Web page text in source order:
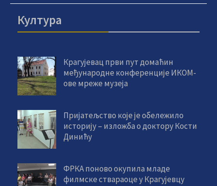
Култура
Крагујевац први пут домаћин
међународне конференције ИКОМ-
ове мреже музеја
Пријатељство које је обележило
историју – изложба о доктору Кости
Динићу
ФРКА поново окупила младе
филмске ствараоце у Крагујевцу